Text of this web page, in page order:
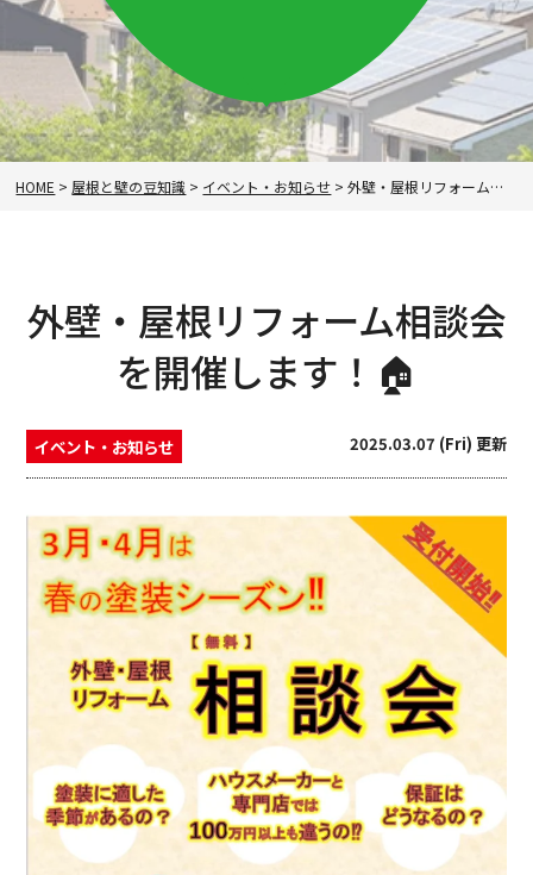
HOME > 屋根と壁の豆知識 > イベント・お知らせ >外壁・屋根リフォーム相談会を開催します！🏠
外壁・屋根リフォーム相談会
を開催します！🏠
イベント・お知らせ 2025.03.07 (Fri) 更新